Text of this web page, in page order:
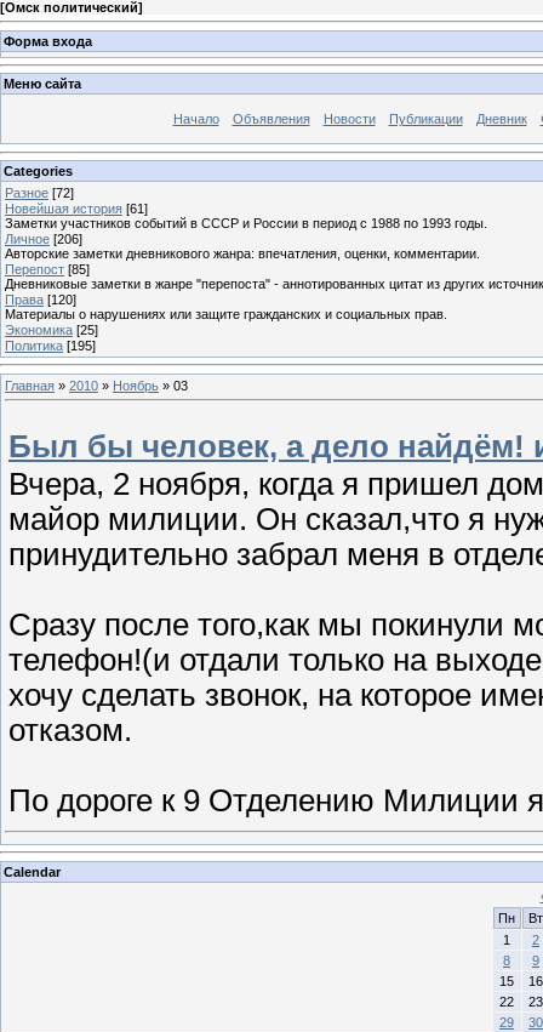
[Омск политический]
Форма входа
Меню сайта
Начало Объявления Новости Публикации Дневник
Categories
Разное [72]
Новейшая история [61]
Заметки участников событий в СССР и России в период с 1988 по 1993 годы.
Личное [206]
Авторские заметки дневникового жанра: впечатления, оценки, комментарии.
Перепост [85]
Дневниковые заметки в жанре "перепоста" - аннотированных цитат из других
Права [120]
Материалы о нарушениях или защите гражданских и социальных прав.
Экономика [25]
Политика [195]
Главная » 2010 » Ноябрь » 03
Был бы человек, а дело найдём!
Вчера, 2 ноября, когда я пришел
майор милиции. Он сказал,что я
принудительно забрал меня в
Сразу после того,как мы покинули
телефон!(и отдали только на
хочу сделать звонок, на которое
отказом.
По дороге к 9 Отделению Милиции
Calendar
Пн
Вт
1
2
8
9
15
16
22
23
29
30